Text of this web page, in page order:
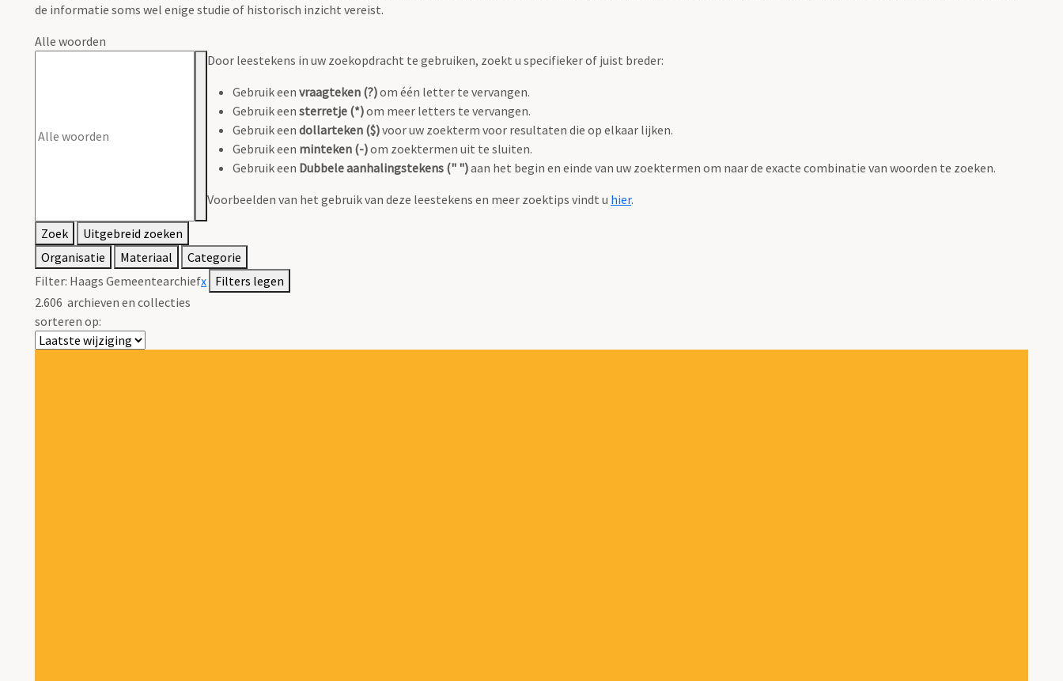
de informatie soms wel enige studie of historisch inzicht vereist.
Alle woorden
Door leestekens in uw zoekopdracht te gebruiken, zoekt u specifieker of juist breder:
Gebruik een vraagteken (?)om één letter te vervangen.
Gebruik een sterretje (*)om meer letters te vervangen.
Gebruik een dollarteken ($)voor uw zoekterm voor resultaten die op elkaar lijken.
Gebruik een minteken (-)om zoektermen uit te sluiten.
Gebruik een Dubbele aanhalingstekens (" ")aan het begin en einde van uw zoektermen om naar de exacte combinatie van woorden te zoeken.
Voorbeelden van het gebruik van deze leestekens en meer zoektips vindt u hier.
Zoek
Uitgebreid zoeken
Organisatie
Materiaal
Categorie
Filter: Haags Gemeentearchiefx Filters legen
2.606 archieven en collecties
sorteren op: